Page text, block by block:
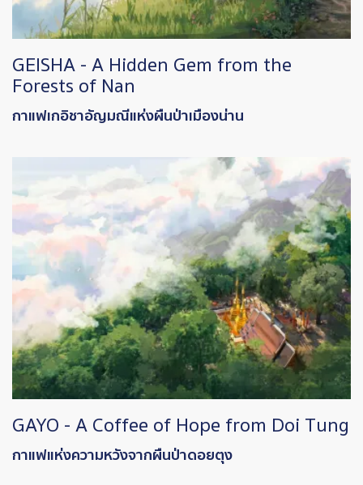
GEISHA - A Hidden Gem from the
Forests of Nan
กาแฟเกอิชาอัญมณีแห่งผืนป่าเมืองน่าน
GAYO - A Coffee of Hope from Doi Tung
กาแฟแห่งความหวังจากผืนป่าดอยตุง